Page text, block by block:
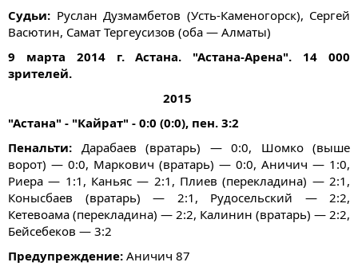
Судьи: Руслан Дузмамбетов (Усть-Каменогорск), Сергей
Васютин, Самат Тергеусизов (оба — Алматы)
9 марта 2014 г. Астана. "Астана-Арена". 14 000
зрителей.
2015
"Астана" - "Кайрат" - 0:0 (0:0), пен. 3:2
Пенальти: Дарабаев (вратарь) — 0:0, Шомко (выше
ворот) — 0:0, Маркович (вратарь) — 0:0, Аничич — 1:0,
Риера — 1:1, Каньяс — 2:1, Плиев (перекладина) — 2:1,
Конысбаев (вратарь) — 2:1, Рудосельский — 2:2,
Кетевоама (перекладина) — 2:2, Калинин (вратарь) — 2:2,
Бейсебеков — 3:2
Предупреждение: Аничич 87